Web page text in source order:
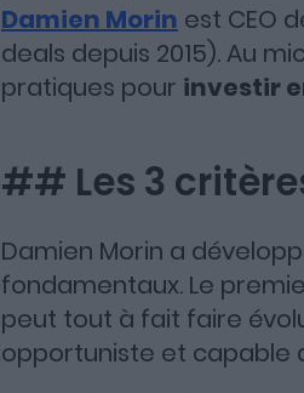
Damien Morin est CEO
deals depuis 2015). Au
pratiques pour investir
## Les 3
Damien Morin a
fondamentaux. Le
peut tout à fait faire
opportuniste et capable